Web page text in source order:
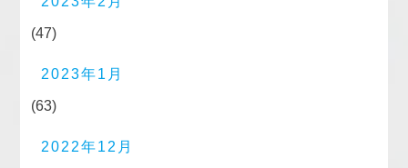
(47)
2023年1月
(63)
2022年12月